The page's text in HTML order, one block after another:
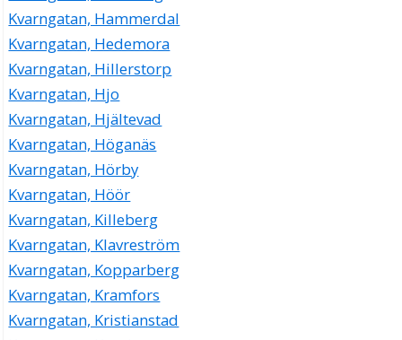
Kvarngatan, Hammerdal
Kvarngatan, Hedemora
Kvarngatan, Hillerstorp
Kvarngatan, Hjo
Kvarngatan, Hjältevad
Kvarngatan, Höganäs
Kvarngatan, Hörby
Kvarngatan, Höör
Kvarngatan, Killeberg
Kvarngatan, Klavreström
Kvarngatan, Kopparberg
Kvarngatan, Kramfors
Kvarngatan, Kristianstad